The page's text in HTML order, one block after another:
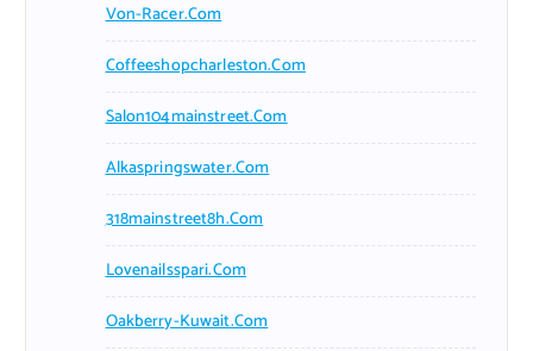
Von-Racer.com
Coffeeshopcharleston.com
Salon104mainstreet.com
Alkaspringswater.com
318mainstreet8h.com
Lovenailsspari.com
Oakberry-Kuwait.com